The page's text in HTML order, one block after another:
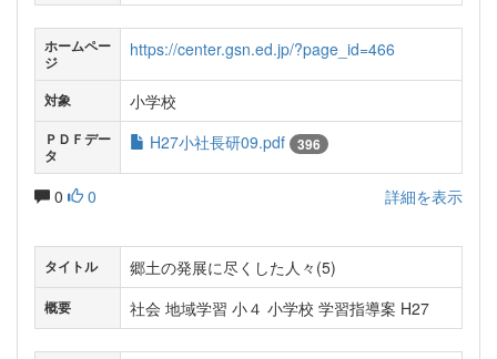
ホームペー
ジ
https://center.gsn.ed.jp/?page_id=466
対象 小学校
ＰＤＦデー
タ
H27小社長研09.pdf 396
0 0 詳細を表示
タイトル 郷土の発展に尽くした人々(5)
概要 社会 地域学習 小４ 小学校 学習指導案 H27